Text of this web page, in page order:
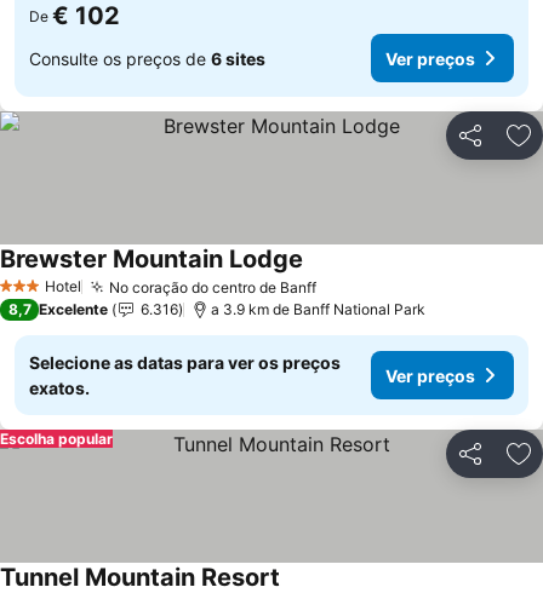
De € 102
Consulte os preços de 6 sites Ver preços
Partilhar
3 EstrelasHotel No coração do centro de Banff
Brewster Mountain Lodge
8,7 Excelente 6.316 a 3.9 km de Banff National Park
Selecione as datas para ver os preços
exatos.
Ver preços
Partilhar
Escolha popular
Tunnel Mountain Resort